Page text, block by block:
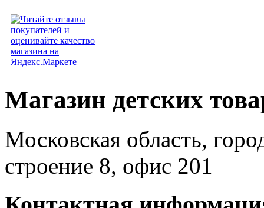
Магазин детских
Московская область,
строение 8, офис 201